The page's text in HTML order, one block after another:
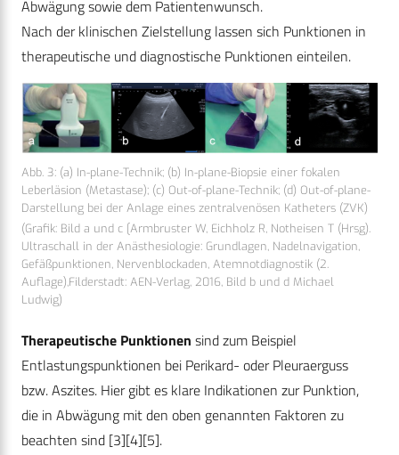
Abwägung sowie dem Patientenwunsch.
Nach der klinischen Zielstellung lassen sich Punktionen in
therapeutische und diagnostische Punktionen einteilen.
Abb. 3: (a) In-plane-Technik; (b) In-plane-Biopsie einer fokalen
Leberläsion (Metastase); (c) Out-of-plane-Technik; (d) Out-of-plane-
Darstellung bei der Anlage eines zentralvenösen Katheters (ZVK)
(Grafik: Bild a und c [Armbruster W, Eichholz R, Notheisen T (Hrsg).
Ultraschall in der Anästhesiologie: Grundlagen, Nadelnavigation,
Gefäßpunktionen, Nervenblockaden, Atemnotdiagnostik (2.
Auflage),Filderstadt: AEN-Verlag, 2016, Bild b und d Michael
Ludwig)
Therapeutische Punktionen sind zum Beispiel
Entlastungspunktionen bei Perikard- oder Pleuraerguss
bzw. Aszites. Hier gibt es klare Indikationen zur Punktion,
die in Abwägung mit den oben genannten Faktoren zu
beachten sind [3][4][5].